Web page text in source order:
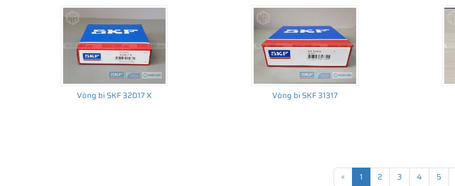
Vòng bi SKF 32017 X Vòng bi SKF 31317
« 1 2 3 4 5